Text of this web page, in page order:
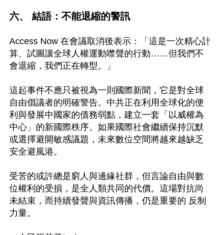
六、 結語：不能退縮的警訊
Access Now 在會議取消後表示：「這是一次精心計
算、試圖讓全球人權運動噤聲的行動……但我們不
會退縮，我們正在轉型。」
這起事件不應只被視為一則國際新聞，它是對全球
自由倡議者的明確警告。中共正在利用全球化的便
利與發展中國家的債務弱點，建立一套「以威權為
中心」的新國際秩序。如果國際社會繼續保持沉默
或選擇避開敏感議題，未來數位空間將越來越缺乏
安全避風港。
受苦的或許總是窮人與邊緣社群，但言論自由與數
位權利的受損，是全人類共同的代價。這場對抗尚
未結束，而持續發聲與資訊傳播，仍是重要的 反制
力量。